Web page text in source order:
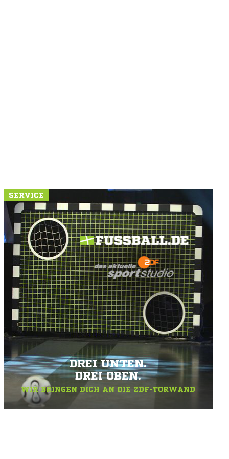
SERVICE
DREI UNTEN.
DREI OBEN.
WIR BRINGEN DICH AN DIE ZDF-TORWAND